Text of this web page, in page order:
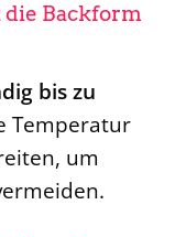
die Backform
bis zu
Temperatur
um